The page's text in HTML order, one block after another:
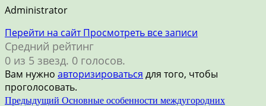
Administrator
Перейти на сайтПросмотреть все записи
Средний рейтинг
0 из 5 звезд. 0 голосов.
Вам нужно авторизироваться для того, чтобы
проголосовать.
Навигация
Предыдущий Основные особенности междугородних